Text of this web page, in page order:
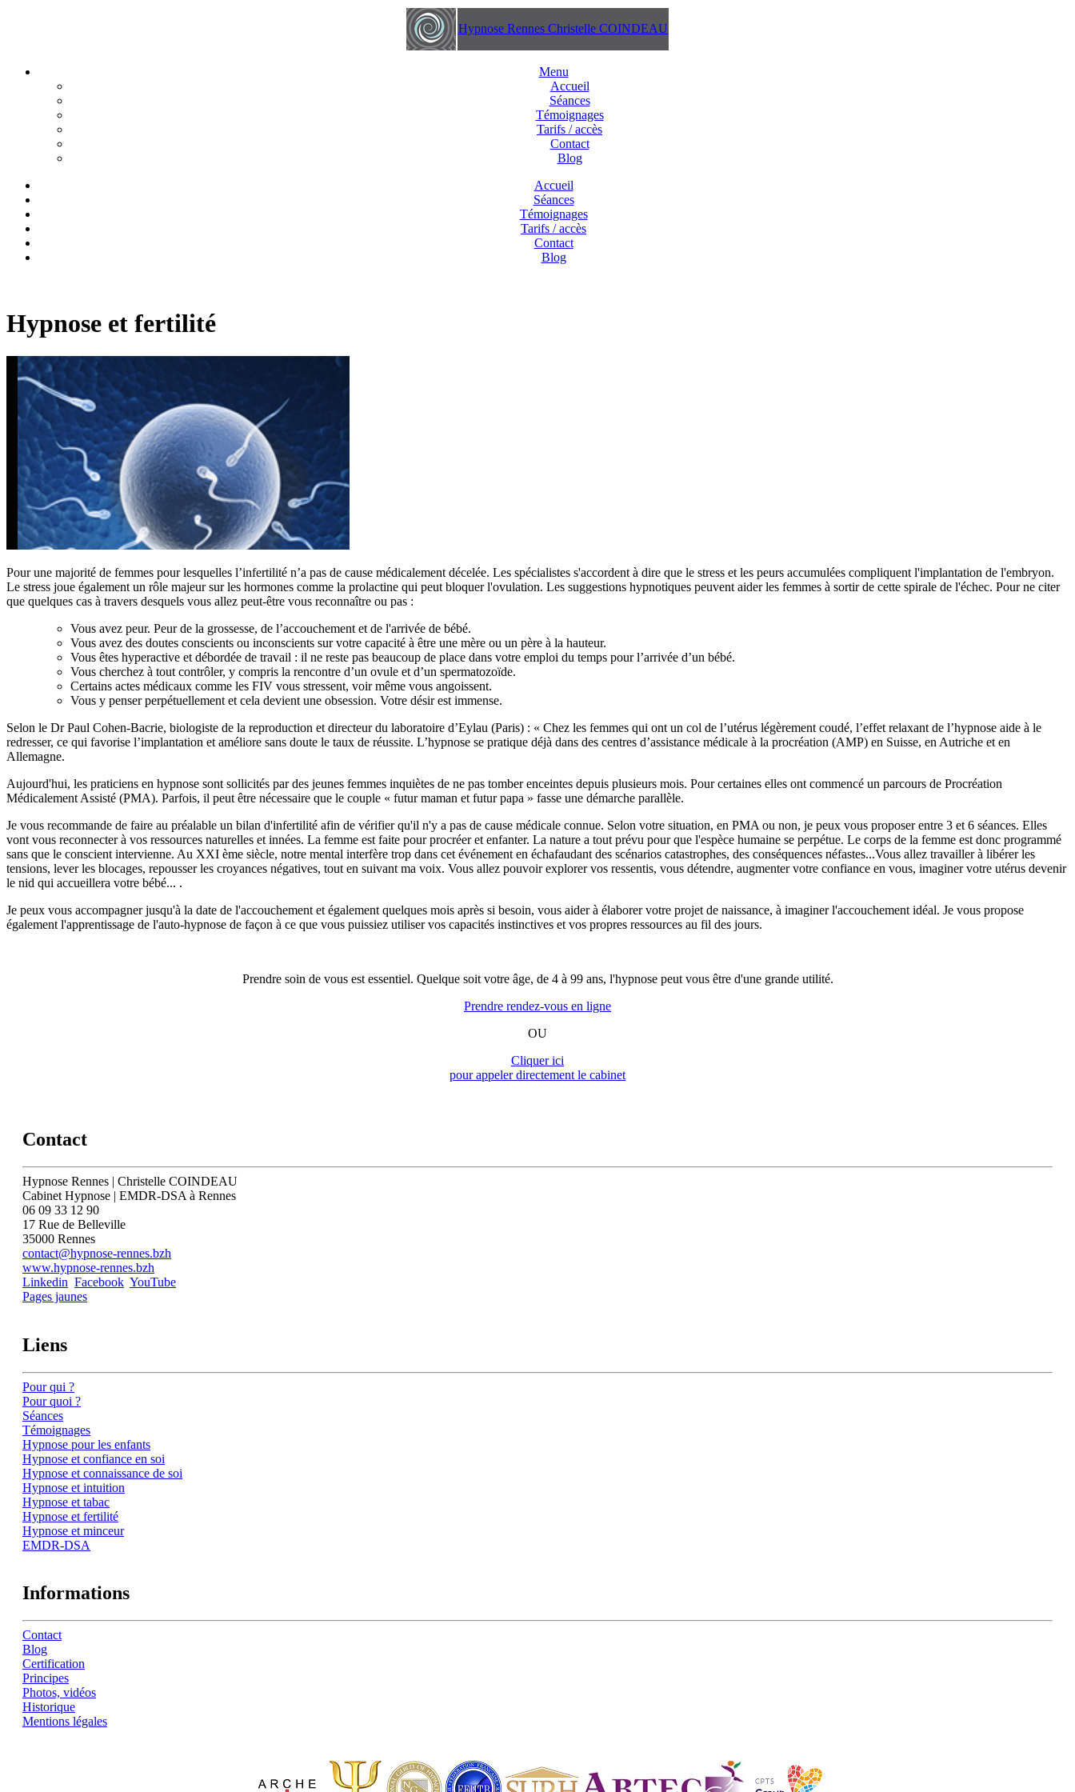
Hypnose Rennes Christelle COINDEAU
Menu
Accueil
Séances
Témoignages
Tarifs / accès
Contact
Blog
Accueil
Séances
Témoignages
Tarifs / accès
Contact
Blog
Hypnose et fertilité
Pour une majorité de femmes pour lesquelles l’infertilité n’a pas de cause médicalement décelée. Les spécialistes s'accordent à dire que le stress et les peurs accumulées compliquent l'implantation de l'embryon.
Le stress joue également un rôle majeur sur les hormones comme la prolactine qui peut bloquer l'ovulation. Les suggestions hypnotiques peuvent aider les femmes à sortir de cette spirale de l'échec. Pour ne citer
que quelques cas à travers desquels vous allez peut-être vous reconnaître ou pas :
Vous avez peur. Peur de la grossesse, de l’accouchement et de l'arrivée de bébé.
Vous avez des doutes conscients ou inconscients sur votre capacité à être une mère ou un père à la hauteur.
Vous êtes hyperactive et débordée de travail : il ne reste pas beaucoup de place dans votre emploi du temps pour l’arrivée d’un bébé.
Vous cherchez à tout contrôler, y compris la rencontre d’un ovule et d’un spermatozoïde.
Certains actes médicaux comme les FIV vous stressent, voir même vous angoissent.
Vous y penser perpétuellement et cela devient une obsession. Votre désir est immense.
Selon le Dr Paul Cohen-Bacrie, biologiste de la reproduction et directeur du laboratoire d’Eylau (Paris) : « Chez les femmes qui ont un col de l’utérus légèrement coudé, l’effet relaxant de l’hypnose aide à le
redresser, ce qui favorise l’implantation et améliore sans doute le taux de réussite. L’hypnose se pratique déjà dans des centres d’assistance médicale à la procréation (AMP) en Suisse, en Autriche et en
Allemagne.
Aujourd'hui, les praticiens en hypnose sont sollicités par des jeunes femmes inquiètes de ne pas tomber enceintes depuis plusieurs mois. Pour certaines elles ont commencé un parcours de Procréation
Médicalement Assisté (PMA). Parfois, il peut être nécessaire que le couple « futur maman et futur papa » fasse une démarche parallèle.
Je vous recommande de faire au préalable un bilan d'infertilité afin de vérifier qu'il n'y a pas de cause médicale connue. Selon votre situation, en PMA ou non, je peux vous proposer entre 3 et 6 séances. Elles
vont vous reconnecter à vos ressources naturelles et innées. La femme est faite pour procréer et enfanter. La nature a tout prévu pour que l'espèce humaine se perpétue. Le corps de la femme est donc programmé
sans que le conscient intervienne. Au XXI ème siècle, notre mental interfère trop dans cet événement en échafaudant des scénarios catastrophes, des conséquences néfastes...Vous allez travailler à libérer les
tensions, lever les blocages, repousser les croyances négatives, tout en suivant ma voix. Vous allez pouvoir explorer vos ressentis, vous détendre, augmenter votre confiance en vous, imaginer votre utérus devenir
le nid qui accueillera votre bébé... .
Je peux vous accompagner jusqu'à la date de l'accouchement et également quelques mois après si besoin, vous aider à élaborer votre projet de naissance, à imaginer l'accouchement idéal. Je vous propose
également l'apprentissage de l'auto-hypnose de façon à ce que vous puissiez utiliser vos capacités instinctives et vos propres ressources au fil des jours.
Prendre soin de vous est essentiel. Quelque soit votre âge, de 4 à 99 ans, l'hypnose peut vous être d'une grande utilité.
Prendre rendez-vous en ligne
OU
Cliquer ici
pour appeler directement le cabinet
Contact
Hypnose Rennes | Christelle COINDEAU
Cabinet Hypnose | EMDR-DSA à Rennes
06 09 33 12 90
17 Rue de Belleville
35000 Rennes
contact@hypnose-rennes.bzh
www.hypnose-rennes.bzh
Linkedin Facebook YouTube
Pages jaunes
Liens
Pour qui ?
Pour quoi ?
Séances
Témoignages
Hypnose pour les enfants
Hypnose et confiance en soi
Hypnose et connaissance de soi
Hypnose et intuition
Hypnose et tabac
Hypnose et fertilité
Hypnose et minceur
EMDR-DSA
Informations
Contact
Blog
Certification
Principes
Photos, vidéos
Historique
Mentions légales